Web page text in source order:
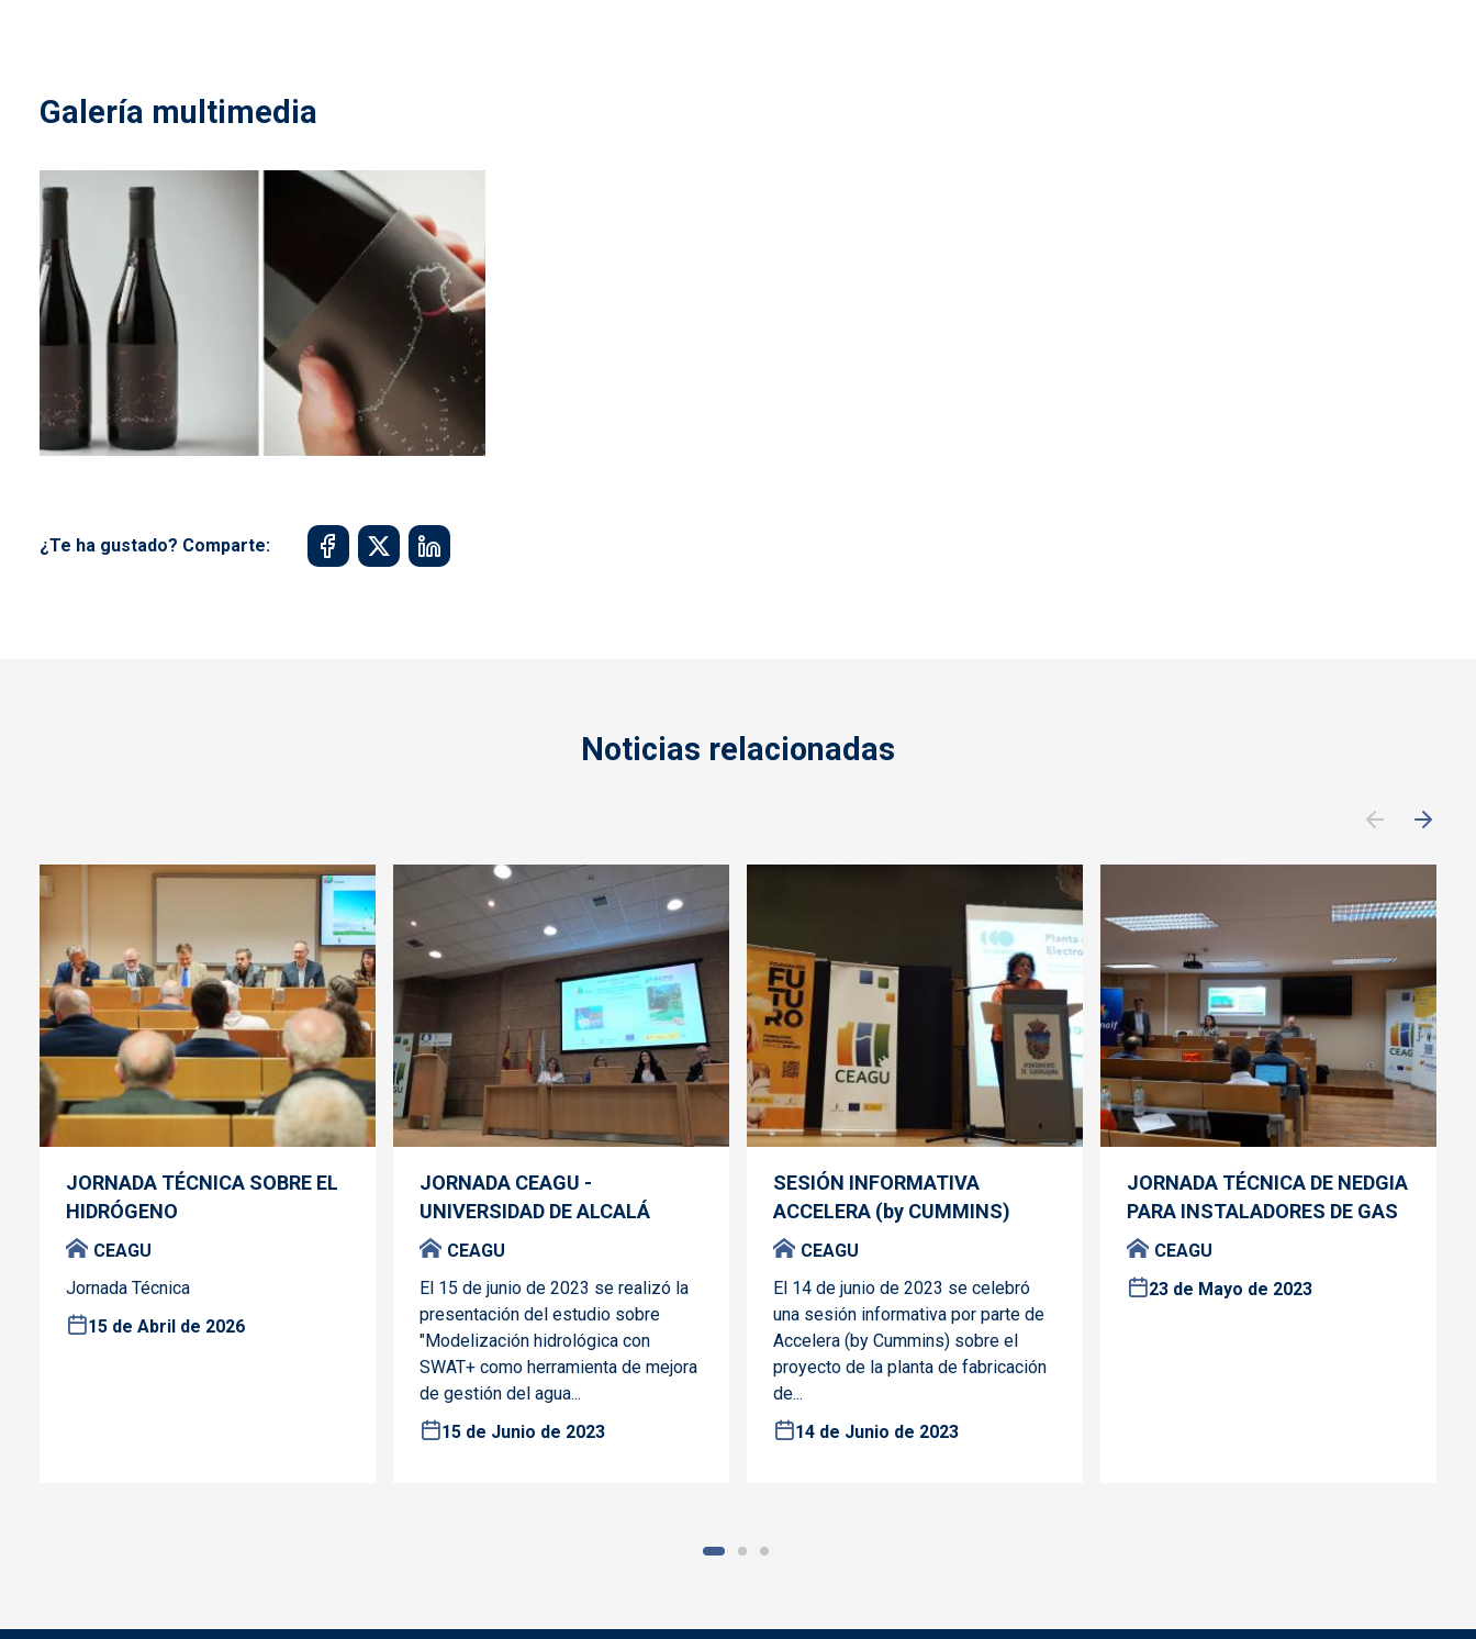
Galería multimedia
¿Te ha gustado? Comparte:
Noticias relacionadas
JORNADA TÉCNICA SOBRE EL
HIDRÓGENO
CEAGU
Jornada Técnica
15 de Abril de 2026
JORNADA CEAGU -
UNIVERSIDAD DE ALCALÁ
CEAGU
El 15 de junio de 2023 se realizó la
presentación del estudio sobre
"Modelización hidrológica con
SWAT+ como herramienta de mejora
de gestión del agua...
15 de Junio de 2023
SESIÓN INFORMATIVA
ACCELERA (by CUMMINS)
CEAGU
El 14 de junio de 2023 se celebró
una sesión informativa por parte de
Accelera (by Cummins) sobre el
proyecto de la planta de fabricación
de...
14 de Junio de 2023
JORNADA TÉCNICA DE NEDGIA
PARA INSTALADORES DE GAS
CEAGU
23 de Mayo de 2023